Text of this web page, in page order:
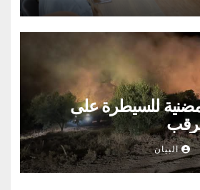
للسيطرة على
البيان